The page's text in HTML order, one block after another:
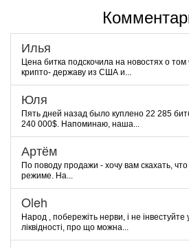
Илья
Цена битка подскочила на новостях о
крипто- державу из США и...
Юля
Пять дней назад было куплено 22 285
240 000$. Напоминаю, наша...
Артём
По поводу продажи - хочу вам скахать,
режиме. На...
Oleh
Народ , побережіть нерви, і не
ліквідності, про що можна...